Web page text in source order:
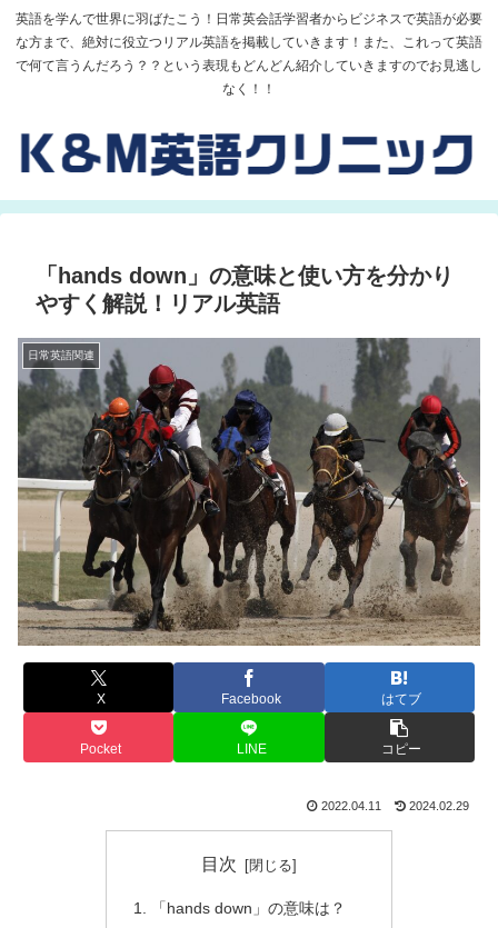
英語を学んで世界に羽ばたこう！日常英会話学習者からビジネスで英語が必要
な方まで、絶対に役立つリアル英語を掲載していきます！また、これって英語
で何て言うんだろう？？という表現もどんどん紹介していきますのでお見逃し
なく！！
「hands down」の意味と使い方を分かり
やすく解説！リアル英語
日常英語関連
X Facebook はてブ
Pocket LINE コピー
2022.04.11 2024.02.29
目次
「hands down」の意味は？